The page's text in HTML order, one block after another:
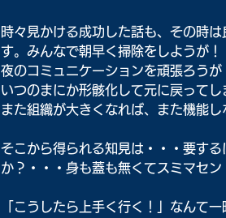
時々見かける成功した話も、その時
す。みんなで朝早く掃除をしようが！
夜のコミュニケーションを頑張ろう
いつのまにか形骸化して元に戻ってし
また組織が大きくなれば、また機能し
そこから得られる知見は・・・要す
か？・・・身も蓋も無くてスミマセン
「こうしたら上手く行く！」なんて